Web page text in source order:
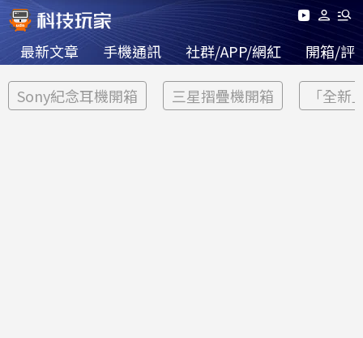
最新文章 手機通訊 社群/APP/網紅 開箱/評
Sony紀念耳機開箱 三星摺疊機開箱 「全新